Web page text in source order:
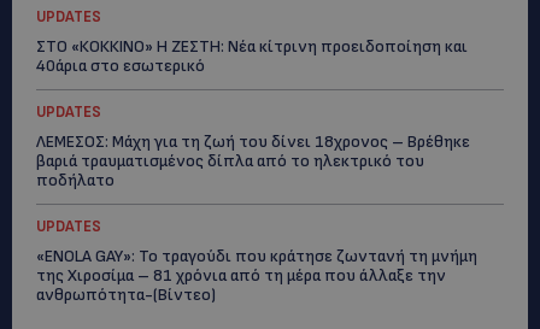
UPDATES
ΣΤΟ «ΚΟΚΚΙΝΟ» Η ΖΕΣΤΗ: Νέα κίτρινη προειδοποίηση και
40άρια στο εσωτερικό
UPDATES
ΛΕΜΕΣΟΣ: Μάχη για τη ζωή του δίνει 18χρονος – Βρέθηκε
βαριά τραυματισμένος δίπλα από το ηλεκτρικό του
ποδήλατο
UPDATES
«ENOLA GAY»: Το τραγούδι που κράτησε ζωντανή τη μνήμη
της Χιροσίμα – 81 χρόνια από τη μέρα που άλλαξε την
ανθρωπότητα-(Bίντεο)